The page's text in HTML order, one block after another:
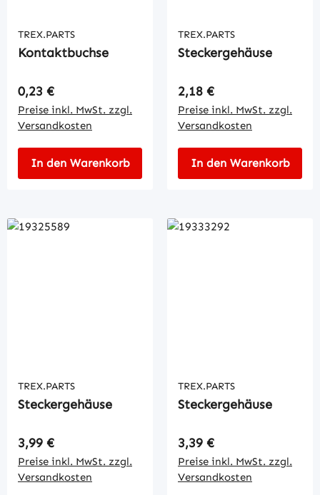
TREX.PARTS
Kontaktbuchse
Regulärer Preis:
0,23 €
Preise inkl. MwSt. zzgl.
Versandkosten
In den Warenkorb
TREX.PARTS
Steckergehäuse
Regulärer Preis:
2,18 €
Preise inkl. MwSt. zzgl.
Versandkosten
In den Warenkorb
TREX.PARTS
Steckergehäuse
Regulärer Preis:
3,99 €
Preise inkl. MwSt. zzgl.
Versandkosten
TREX.PARTS
Steckergehäuse
Regulärer Preis:
3,39 €
Preise inkl. MwSt. zzgl.
Versandkosten